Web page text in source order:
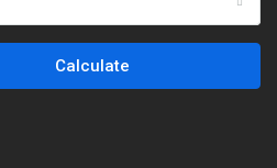
Calculate